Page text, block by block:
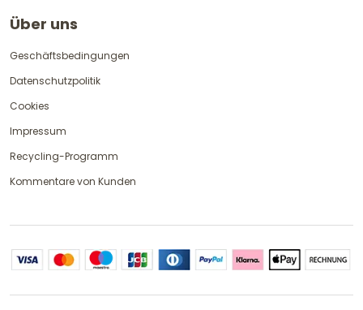
Über uns
Geschäftsbedingungen
Datenschutzpolitik
Cookies
Impressum
Recycling-Programm
Kommentare von Kunden